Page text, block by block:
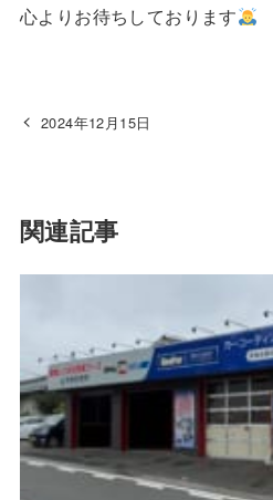
心よりお待ちしております
2024年12月15日
関連記事